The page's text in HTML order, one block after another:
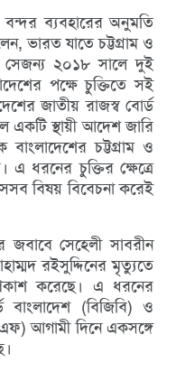
বন্দর ব্যবহারের অনুমতি
ভারত যাতে চট্টগ্রাম ও
সেজন্য ২০১৮ সালে দুই
পক্ষে চুক্তিতে সই
জাতীয় রাজস্ব বোর্ড
স্থায়ী আদেশ জারি
চট্টগ্রাম ও
এ ধরনের চুক্তির ক্ষেত্রে
বিষয় বিবেচনা করেই
জবা‌বে সে‌হেলী সাব‌রীন
রইসুদ্দিনের মৃত্যুতে
করেছে। এ ধরনের
বাংলাদেশ (বিজিবি) ও
আগামী দিনে একসঙ্গে